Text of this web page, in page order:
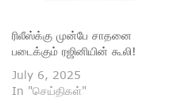
ரிலீஸ்க்கு முன்பே சாதனை
படைக்கும் ரஜினியின் கூலி!
July 6, 2025
In "செய்திகள்"